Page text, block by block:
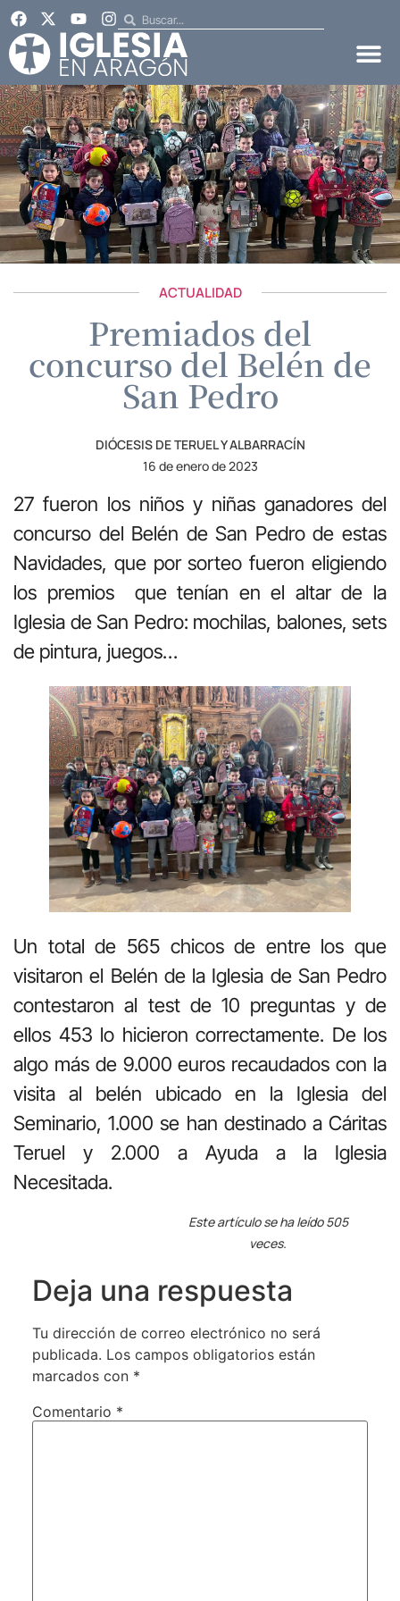
ACTUALIDAD
Premiados del
concurso del Belén de
San Pedro
DIÓCESIS DE TERUEL Y ALBARRACÍN
16 de enero de 2023
27 fueron los niños y niñas ganadores del
concurso del Belén de San Pedro de estas
Navidades, que por sorteo fueron eligiendo
los premios que tenían en el altar de la
Iglesia de San Pedro: mochilas, balones, sets
de pintura, juegos…
Un total de 565 chicos de entre los que
visitaron el Belén de la Iglesia de San Pedro
contestaron al test de 10 preguntas y de
ellos 453 lo hicieron correctamente. De los
algo más de 9.000 euros recaudados con la
visita al belén ubicado en la Iglesia del
Seminario, 1.000 se han destinado a Cáritas
Teruel y 2.000 a Ayuda a la Iglesia
Necesitada.
Este artículo se ha leído 505
veces.
Deja una respuesta
Tu dirección de correo electrónico no será
publicada. Los campos obligatorios están
marcados con *
Comentario *